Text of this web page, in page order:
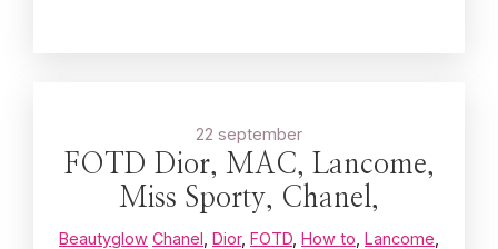
22 september
FOTD Dior, MAC, Lancome,
Miss Sporty, Chanel,
Beautyglow Chanel Dior, FOTD How to Lancome